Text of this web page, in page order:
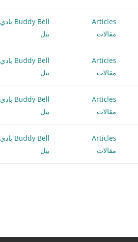
Articles
مقالات
Buddy Bell بادي
بيل
Articles
مقالات
Buddy Bell بادي
بيل
Articles
مقالات
Buddy Bell بادي
بيل
Articles
مقالات
Buddy Bell بادي
بيل